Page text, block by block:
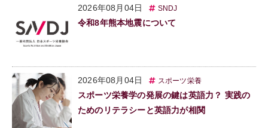
2026年08月04日 SNDJ
令和8年熊本地震について
2026年08月04日 スポーツ栄養
スポーツ栄養学の発展の鍵は英語力？ 実践の
ためのリテラシーと英語力が相関